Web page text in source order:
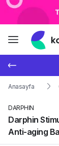
Anasayfa
DARPHIN
Darphin
Anti-aging